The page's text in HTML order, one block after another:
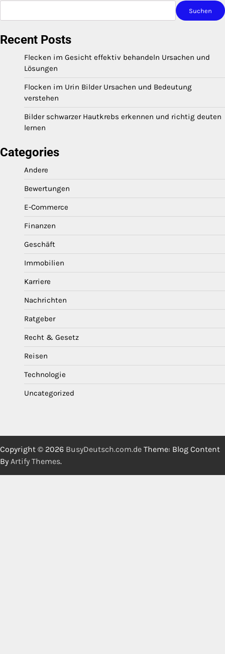
Suchen
Recent Posts
Flecken im Gesicht effektiv behandeln Ursachen und
Lösungen
Flocken im Urin Bilder Ursachen und Bedeutung
verstehen
Bilder schwarzer Hautkrebs erkennen und richtig deuten
lernen
Categories
Andere
Bewertungen
E-Commerce
Finanzen
Geschäft
Immobilien
Karriere
Nachrichten
Ratgeber
Recht & Gesetz
Reisen
Technologie
Uncategorized
Copyright © 2026 BusyDeutsch.com.de Theme: Blog Content
By Artify Themes.